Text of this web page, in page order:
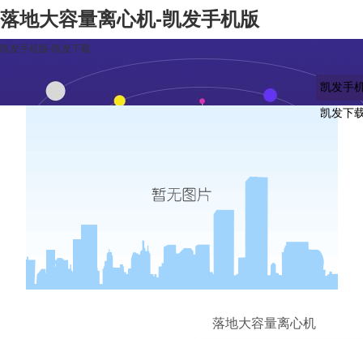
落地大容量离心机-凯发手机版
凯发手机版-凯发下载
凯发手
凯发下
落地大容量离心机